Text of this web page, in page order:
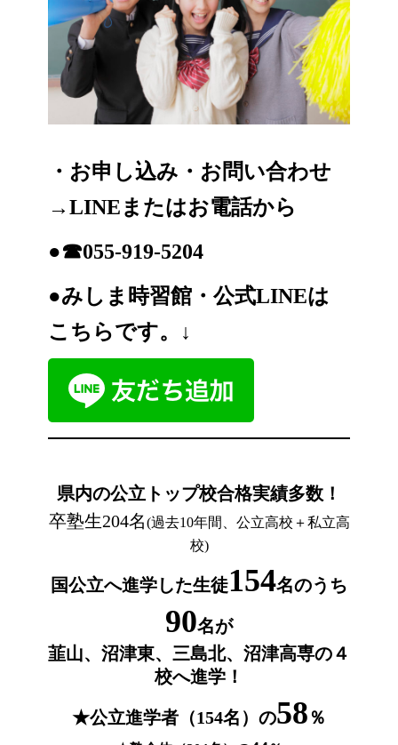
・お申し込み ・お問い合わせ
→LINEまたはお電話から
●☎055-919-5204
●みしま時習館・公式LINEは
こちらです。↓
県内の公立トップ校合格実績多数！
卒塾生204名(過去10年間、公立高校＋私立高
校)
国公立へ進学した生徒154名のうち
90名が
韮山、 沼津東、三島北、沼津高専の４
校へ進学！
★公立進学者（154名）の58 ％